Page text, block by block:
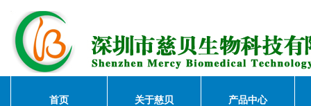
首页 关于慈贝 产品中心